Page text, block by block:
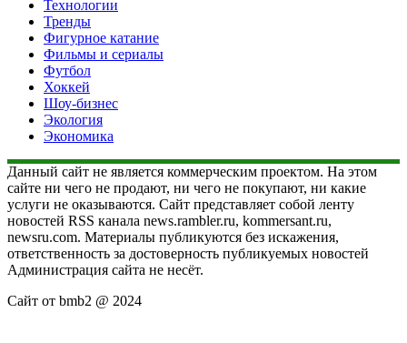
Технологии
Тренды
Фигурное катание
Фильмы и сериалы
Футбол
Хоккей
Шоу-бизнес
Экология
Экономика
Данный сайт не является коммерческим проектом. На этом
сайте ни чего не продают, ни чего не покупают, ни какие
услуги не оказываются. Сайт представляет собой ленту
новостей RSS канала news.rambler.ru, kommersant.ru,
newsru.com. Материалы публикуются без искажения,
ответственность за достоверность публикуемых новостей
Администрация сайта не несёт.
Сайт от bmb2 @ 2024